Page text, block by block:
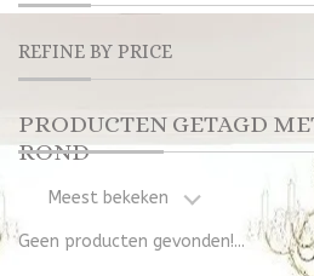
REFINE BY PRICE
PRODUCTEN GETAGD
ROND
Meest bekeken
Geen producten gevonden!...